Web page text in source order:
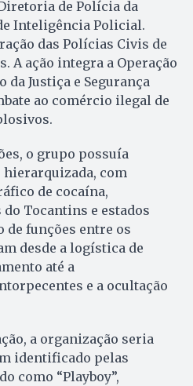
de Polícia da
Inteligência Policial.
das Polícias Civis de
A ação integra a Operação
Justiça e Segurança
ao comércio ilegal de
o grupo possuía
com
de cocaína,
Tocantins e estados
funções entre os
desde a logística de
até a
e a ocultação
a organização seria
identificado pelas
como “Playboy”,